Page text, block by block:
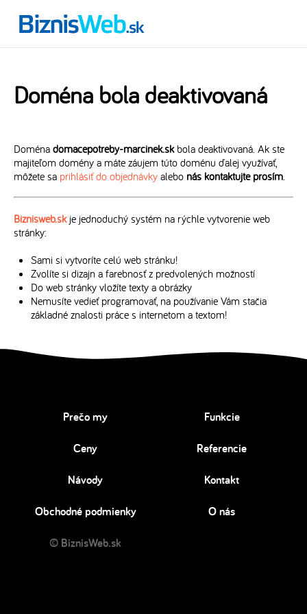
Doména bola deaktivovaná
Doména domacepotreby-marcinek.skbola deaktivovaná. Ak ste
majiteľom domény a máte záujem túto doménu ďalej využívať,
môžete sa prihlásiť do objednávky alebo nás kontaktujte prosím.
Biznisweb.skje jednoduchý systém na rýchle vytvorenie web
stránky:
Sami si vytvoríte celú web stránku!
Zvolíte si dizajn a farebnosť z predvolených možností
Do web stránky vložíte texty a obrázky
Nemusíte vedieť programovať, na používanie Vám stačia
základné znalosti práce s internetom a textom!
Prečo my Funkcie
Ceny Referencie
Návody Kontakt
Obchodné podmienky O nás
© BiznisWeb.sk